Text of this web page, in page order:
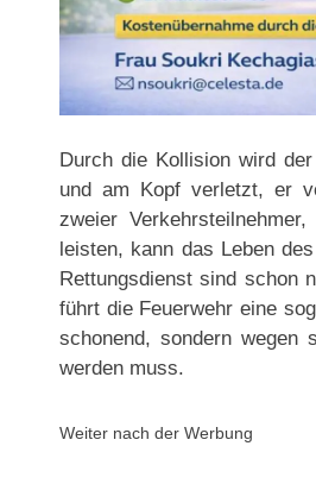
Durch die Kollision wird
und am Kopf verletzt, er
zweier
leisten, kann das Leben
Rettungsdienst sind schon
führt die Feuerwehr eine
schonend, sondern wegen
werden muss.
Weiter nach der Werbung